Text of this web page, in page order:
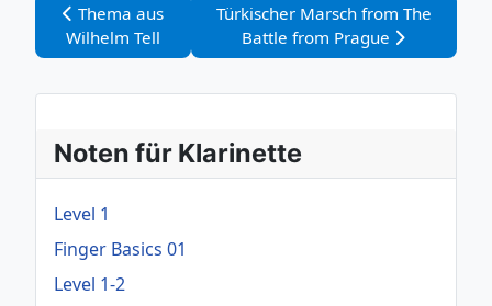
Vorheriger Beitrag: Thema aus Wilhelm Tell
Thema aus
Wilhelm Tell
Nächster Beitrag: Türkischer
Türkischer Marsch from The
Battle from Prague
Noten für Klarinette
Level 1
Finger Basics 01
Level 1-2